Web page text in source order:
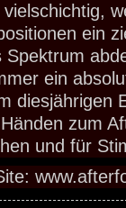
ein
Spektrum
ein
diesjährigen
zum
und für